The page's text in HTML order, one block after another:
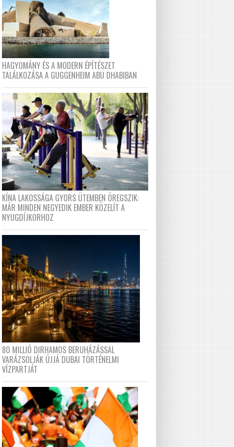
HAGYOMÁNY ÉS A MODERN ÉPÍTÉSZET
TALÁLKOZÁSA A GUGGENHEIM ABU DHABIBAN
KÍNA LAKOSSÁGA GYORS ÜTEMBEN ÖREGSZIK:
MÁR MINDEN NEGYEDIK EMBER KÖZELÍT A
NYUGDÍJKORHOZ
80 MILLIÓ DIRHAMOS BERUHÁZÁSSAL
VARÁZSOLJÁK ÚJJÁ DUBAI TÖRTÉNELMI
VÍZPARTJÁT